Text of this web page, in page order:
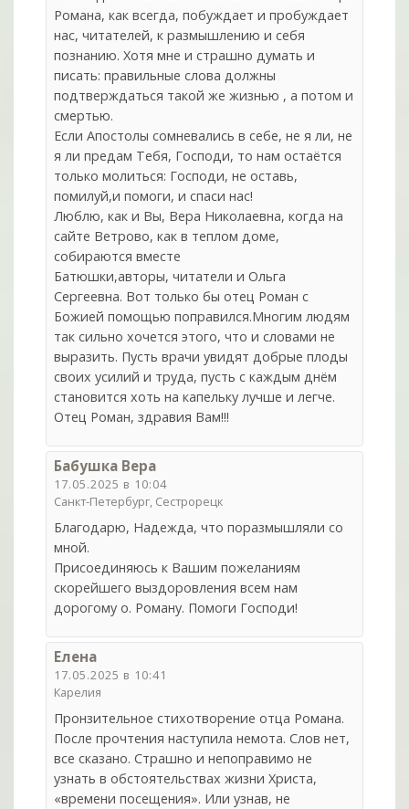
Романа, как всегда, побуждает и пробуждает
нас, читателей, к размышлению и себя
познанию. Хотя мне и страшно думать и
писать: правильные слова должны
подтверждаться такой же жизнью , а потом и
смертью.
Если Апостолы сомневались в себе, не я ли, не
я ли предам Тебя, Господи, то нам остаётся
только молиться: Господи, не оставь,
помилуй,и помоги, и спаси нас!
Люблю, как и Вы, Вера Николаевна, когда на
сайте Ветрово, как в теплом доме,
собираются вместе
Батюшки,авторы, читатели и Ольга
Сергеевна. Вот только бы отец Роман с
Божией помощью поправился.Многим людям
так сильно хочется этого, что и словами не
выразить. Пусть врачи увидят добрые плоды
своих усилий и труда, пусть с каждым днём
становится хоть на капельку лучше и легче.
Отец Роман, здравия Вам!!!
Бабушка Вера
17.05.2025 в 10:04
Санкт-Петербург, Сестрорецк
Благодарю, Надежда, что поразмышляли со
мной.
Присоединяюсь к Вашим пожеланиям
скорейшего выздоровления всем нам
дорогому о. Роману. Помоги Господи!
Елена
17.05.2025 в 10:41
Карелия
Пронзительное стихотворение отца Романа.
После прочтения наступила немота. Слов нет,
все сказано. Страшно и непоправимо не
узнать в обстоятельствах жизни Христа,
«времени посещения». Или узнав, не